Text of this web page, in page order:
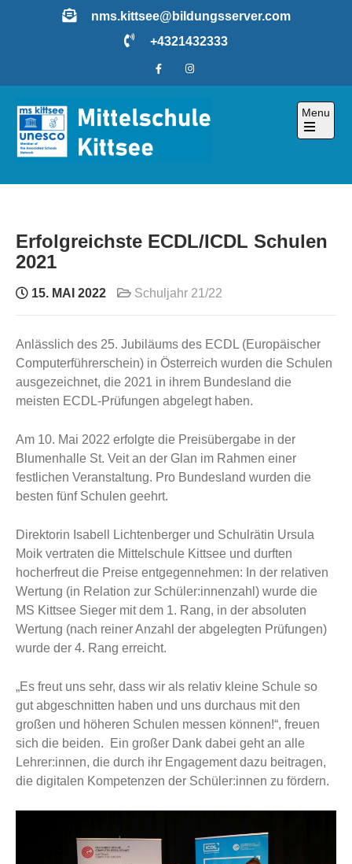
nms.kittsee@bildungsserver.com
+4321432333
Menu
Open
Erfolgreichste ECDL/ICDL Schulen
2021
15. MAI 2022 Schuljahr 21/22
Anlässlich des 25. Jubiläums des ECDL (Europäischer
Computerführerschein) in Österreich wurden die Schulen
ausgezeichnet, die 2021 in ihrem Bundesland die
meisten ECDL-Prüfungen abgelegt haben.
Am 10. Mai 2022 erfolgte die Preisübergabe in der
Blumenhalle St. Veit an der Glan im Rahmen einer
festlichen Veranstaltung. Pro Bundesland wurden die
besten fünf Schulen geehrt.
Direktorin Isabell Lichtenberger und Schulrätin Ursula
Moik vertraten die Mittelschule Kittsee und durften
hocherfreut die Preise entgegennehmen: In der relativen
Wertung (in Relation zur Schüler:innenzahl) wurde die
MS Kittsee Sieger mit dem 1. Rang, in der absoluten
Wertung (nach reiner Anzahl der abgelegten Prüfungen)
wurde der 4. Rang erreicht.
„Es freut uns sehr, dass wir als relativ kleine Schule so
gut abgeschnitten haben und uns durchaus mit den
großen und höheren Schulen messen können!“, freuen
sich die beiden. Ein großer Dank dabei geht an alle
Lehrer:innen, die durch ihr Engagement dazu beitragen,
die digitalen Kompetenzen der Schüler:innen zu fördern.